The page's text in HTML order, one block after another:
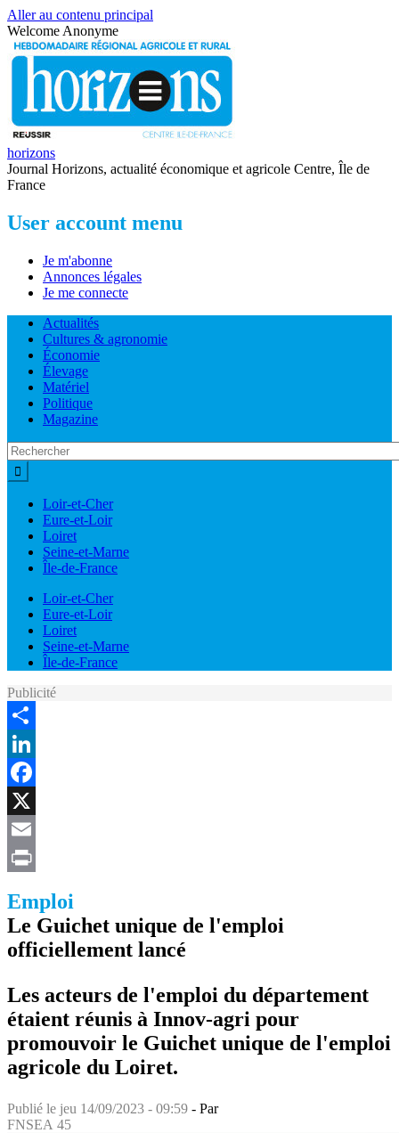
Aller au contenu principal
Welcome Anonyme
horizons
Journal Horizons, actualité économique et agricole Centre, Île de
France
User account menu
Je m'abonne
Annonces légales
Je me connecte
Actualités
Cultures & agronomie
Économie
Élevage
Matériel
Politique
Magazine
Loir-et-Cher
Eure-et-Loir
Loiret
Seine-et-Marne
Île-de-France
Loir-et-Cher
Eure-et-Loir
Loiret
Seine-et-Marne
Île-de-France
Publicité
Share
LinkedIn
Facebook
X
Email
Emploi
Le Guichet unique de l'emploi
officiellement lancé
Les acteurs de l'emploi du département
étaient réunis à Innov-agri pour
promouvoir le Guichet unique de l'emploi
agricole du Loiret.
Publié le jeu 14/09/2023 - 09:59 - Par
FNSEA 45